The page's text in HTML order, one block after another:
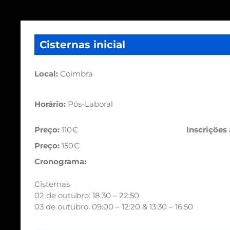
Cisternas inicial
Local:Coimbra
Horário: Pós-Laboral
Preço:110€
Preço:150€
Cronograma:
Cisternas
02 de outubro: 18:30 – 22:50
03 de outubro: 09:00 – 12:20 & 13:30 – 16:50